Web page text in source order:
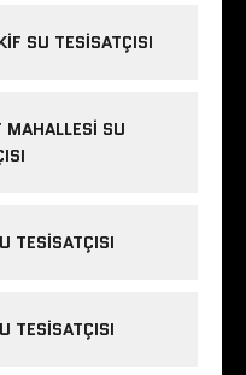
SU TESISATÇISI
MAHALLESI SU
TESISATÇISI
TESISATÇISI